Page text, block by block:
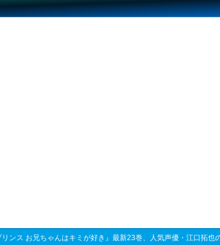
リンス お兄ちゃんはキミが好き』最新23巻、人気声優・江口拓也